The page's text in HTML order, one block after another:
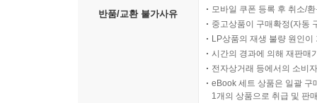
반품/교환 불가사유
모바일 쿠폰 등록 후 취소/
중고상품이 구매확정(자동
LP상품의 재생 불량 원인
시간의 경과에 의해 재판매
전자상거래 등에서의 소비
eBook 세트 상품은 일괄 구
1개의 상품으로 취급 및 판